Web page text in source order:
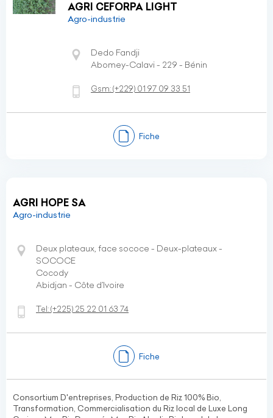
AGRI CEFORPA LIGHT
Agro-industrie
Dedo Fandji
Abomey-Calavi - 229 - Bénin
Gsm:(+229) 01 97 09 33 51
Fiche
AGRI HOPE SA
Agro-industrie
Deux plateaux, face sococe - Deux-plateaux -
SOCOCE
Cocody
Abidjan - Côte d’Ivoire
Tel:(+225) 25 22 01 63 74
Fiche
Consortium D'entreprises, Production de Riz 100% Bio,
Transformation, Commercialisation du Riz local de Luxe Long